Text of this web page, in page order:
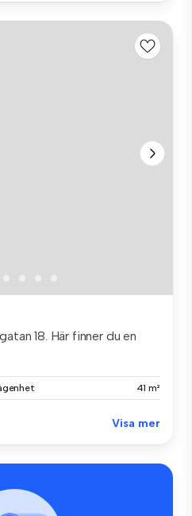
18. Här finner du en
41 m²
Visa mer